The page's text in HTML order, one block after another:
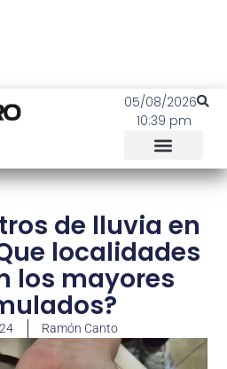
05/08/2026
10:39 pm
de lluvia en
localidades
los mayores
Ramón Canto